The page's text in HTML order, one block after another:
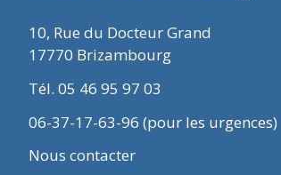
10, Rue du Docteur Grand
17770 Brizambourg
Tél. 05 46 95 97 03
06-37-17-63-96 (pour les urgences)
Nous contacter